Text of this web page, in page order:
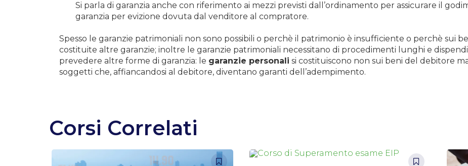
Si parla di garanzia anche con riferimento ai mezzi previsti dall’ordinamento per assicurare il
garanzia per evizione dovuta dal venditore al compratore.
Spesso le garanzie patrimoniali non sono possibili o perchè il patrimonio è insufficiente o perchè sui
costituite altre garanzie; inoltre le garanzie patrimoniali necessitano di procedimenti lunghi e
prevedere altre forme di garanzia: le garanzie personali si costituiscono non sui beni del debitore
soggetti che, affiancandosi al debitore, diventano garanti dell’adempimento.
Corsi Correlati